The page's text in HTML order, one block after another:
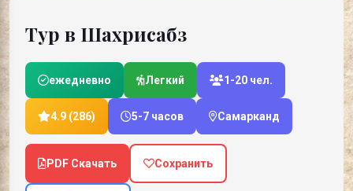
Тур в Шахрисабз
ежедневно Легкий 1-20 чел.
4.9 (286) 5-7 часов Самарканд
PDF Скачать Сохранить